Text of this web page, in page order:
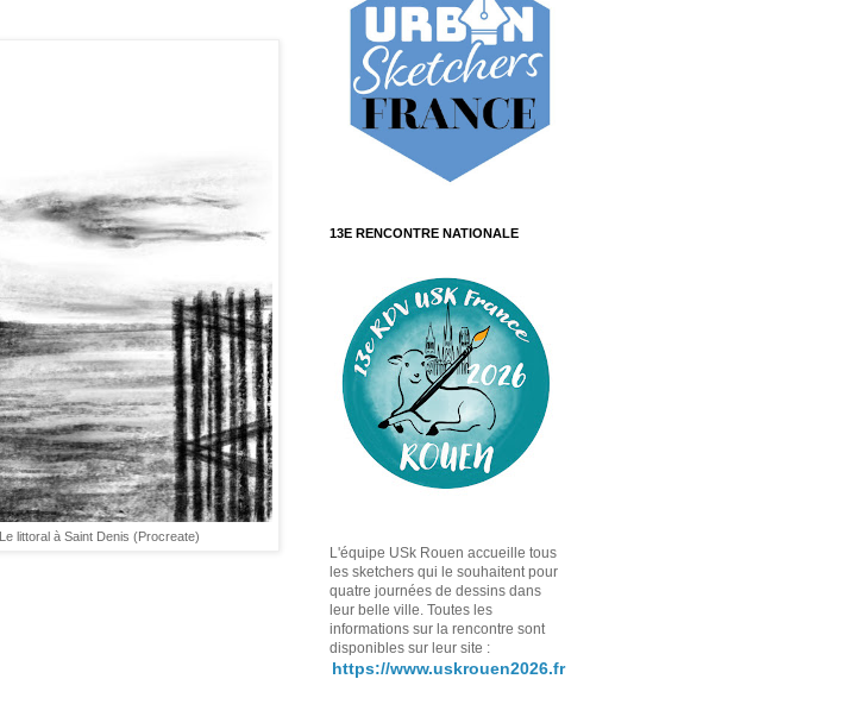
Le littoral à Saint Denis (Procreate)
13E RENCONTRE NATIONALE
L'équipe USk Rouen accueille tous
les sketchers qui le souhaitent pour
quatre journées de dessins dans
leur belle ville. Toutes les
informations sur la rencontre sont
disponibles sur leur site :
https://www.uskrouen2026.fr